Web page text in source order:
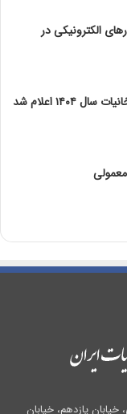
الکترونیکی در
اعلام شد
یازدهم، خیابان